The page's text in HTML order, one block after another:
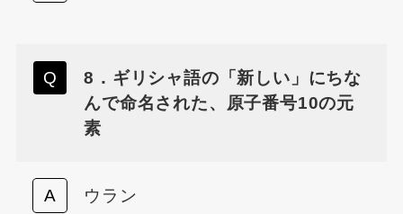
8．ギリシャ語の「新しい」にちな
んで命名された、原子番号10の元
素
ウラン